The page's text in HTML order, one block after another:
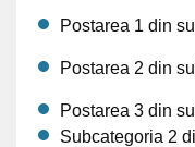
Postarea 1 din
Postarea 2 din
Postarea 3 din
Subcategoria 2